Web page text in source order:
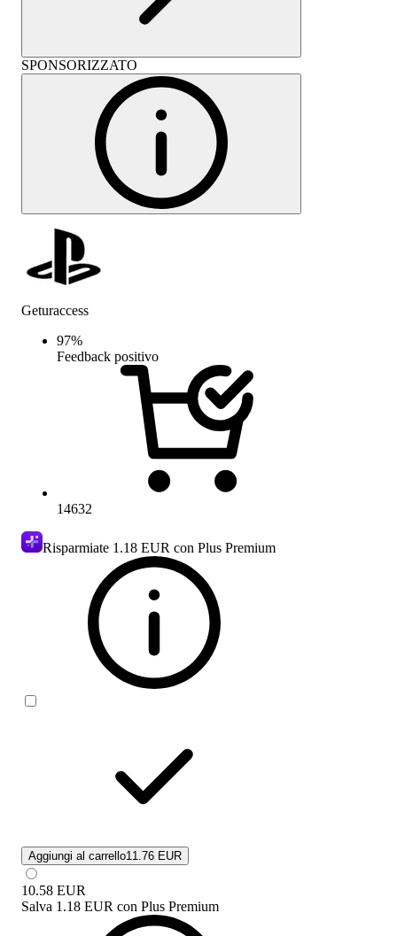
SPONSORIZZATO
Geturaccess
97%
Feedback positivo
14632
Risparmiate 1.18 EUR con Plus Premium
Aggiungi al carrello11.76 EUR
10.58 EUR
Salva 1.18 EUR con Plus Premium